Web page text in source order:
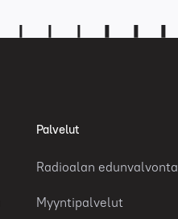
Palvelut
Radioalan edunvalvonta
Myyntipalvelut